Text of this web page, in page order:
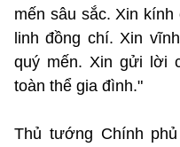
mến sâu sắc. Xin
linh đồng chí. Xin
quý mến. Xin gửi lời
toàn thể gia đình."
Thủ tướng Chính